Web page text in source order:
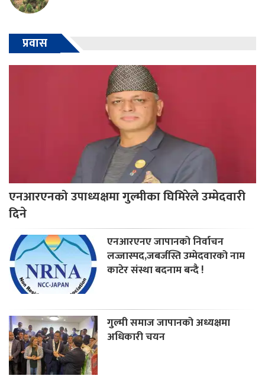
प्रवास
एनआरएनको उपाध्यक्षमा गुल्मीका घिमिरेले उम्मेदवारी
दिने
एनआरएनए जापानको निर्वाचन
लज्जास्पद,जबर्जस्ति उम्मेदवारको नाम
काटेर संस्था बदनाम बन्दै !
गुल्मी समाज जापानको अध्यक्षमा
अधिकारी चयन